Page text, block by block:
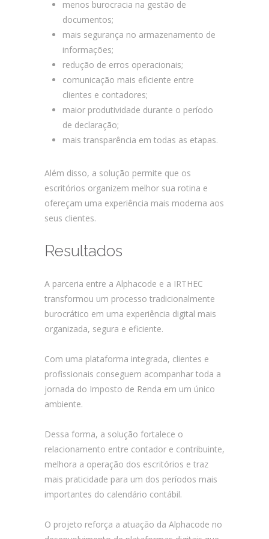
menos burocracia na gestão de
documentos;
mais segurança no armazenamento de
informações;
redução de erros operacionais;
comunicação mais eficiente entre
clientes e contadores;
maior produtividade durante o período
de declaração;
mais transparência em todas as etapas.
Além disso, a solução permite que os
escritórios organizem melhor sua rotina e
ofereçam uma experiência mais moderna aos
seus clientes.
Resultados
A parceria entre a Alphacode e a IRTHEC
transformou um processo tradicionalmente
burocrático em uma experiência digital mais
organizada, segura e eficiente.
Com uma plataforma integrada, clientes e
profissionais conseguem acompanhar toda a
jornada do Imposto de Renda em um único
ambiente.
Dessa forma, a solução fortalece o
relacionamento entre contador e contribuinte,
melhora a operação dos escritórios e traz
mais praticidade para um dos períodos mais
importantes do calendário contábil.
O projeto reforça a atuação da Alphacode no